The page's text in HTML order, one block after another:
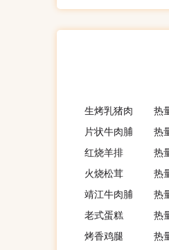
生烤乳猪肉 热
片状牛肉脯
热
红烧羊排
热
火烧松茸
热
靖江牛肉脯
热
老式蛋糕
热
烤香鸡腿
热